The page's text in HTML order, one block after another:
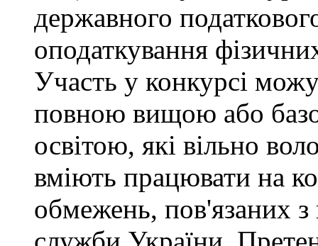
державного
оподаткування
Участь у конкурсі
повною вищою або
освітою, які вільно
вміють працювати на
обмежень, пов'язаних